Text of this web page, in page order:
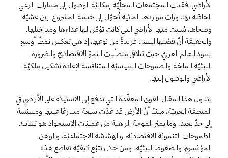
الأراضي. فقدت المجتمعات المحلِّيّة إمكانيّة الوصول إلى مسارات الرعي
الخاصّة بها، ورأت مواردها المائية تُحوَّل إلى خدمة المشروع. بين عشيّة
وضحاها، سُلبت منها الأراضي التي كانت تؤمّن لها غذاءها ومداخيلها.
والحقيقة أنّ قصّتها ليست فريدةً من نوعها، إذ هي تعكس نمطًا أوسع
يسود العالم العربيّ، حيث تتلاقى متطلّبات النموّ الاقتصاديّ والضرورة
البيئيّة الملحّة والطموحات السياسيّة المتنافسة لإعادة تشكيل ملكيّة
الأراضي والوصول إليها.
يتناول هذا المقال القوى المعقّدة التي تدفع إلى الاستيلاء على الأراضي في
المنطقة العربيّة، مبيّنًا أنّ الأرض قد غَدَت سلعة متنازعًا عليها ومسيّسة
إلى حدّ بعيد. وما يميّز الموجة الراهنة من عمليّات الاستحواذ هو تشابك
الطموحات التنمويّة الاقتصاديّة، والهشاشة الاجتماعيّة، والوهن
المؤسّسيّ، والضغوط البيئيّة. ومن خلال تتبّع كيفيّة تقاطع هذه